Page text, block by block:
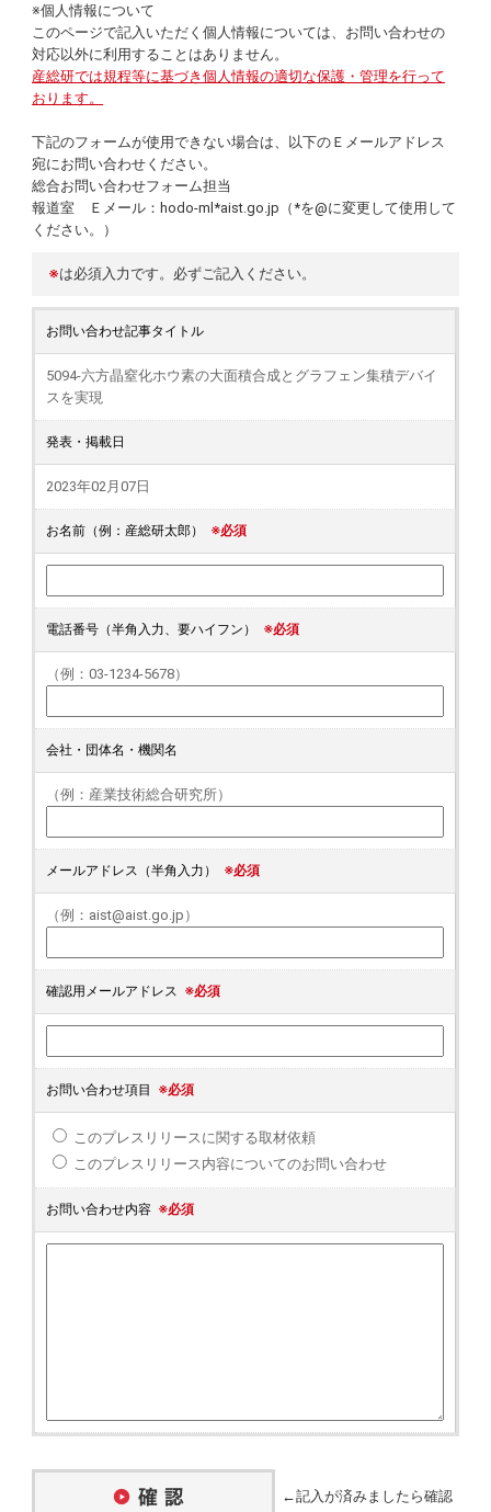
※個人情報について
このページで記入いただく個人情報については、お問い合わせの
対応以外に利用することはありません。
産総研では規程等に基づき個人情報の適切な保護・管理を行って
おります。
下記のフォームが使用できない場合は、以下のＥメールアドレス
宛にお問い合わせください。
総合お問い合わせフォーム担当
報道室 Ｅメール：hodo-ml*aist.go.jp（*を@に変更して使用して
ください。）
※は必須入力です。必ずご記入ください。
お問い合わせ記事タイトル
5094-六方晶窒化ホウ素の大面積合成とグラフェン集積デバイ
スを実現
発表・掲載日
2023年02月07日
お名前（例：産総研太郎） ※必須
電話番号（半角入力、要ハイフン） ※必須
（例：03-1234-5678）
会社・団体名・機関名
（例：産業技術総合研究所）
メールアドレス（半角入力） ※必須
（例：aist@aist.go.jp）
確認用メールアドレス ※必須
お問い合わせ項目 ※必須
このプレスリリースに関する取材依頼
このプレスリリース内容についてのお問い合わせ
お問い合わせ内容 ※必須
←記入が済みましたら確認